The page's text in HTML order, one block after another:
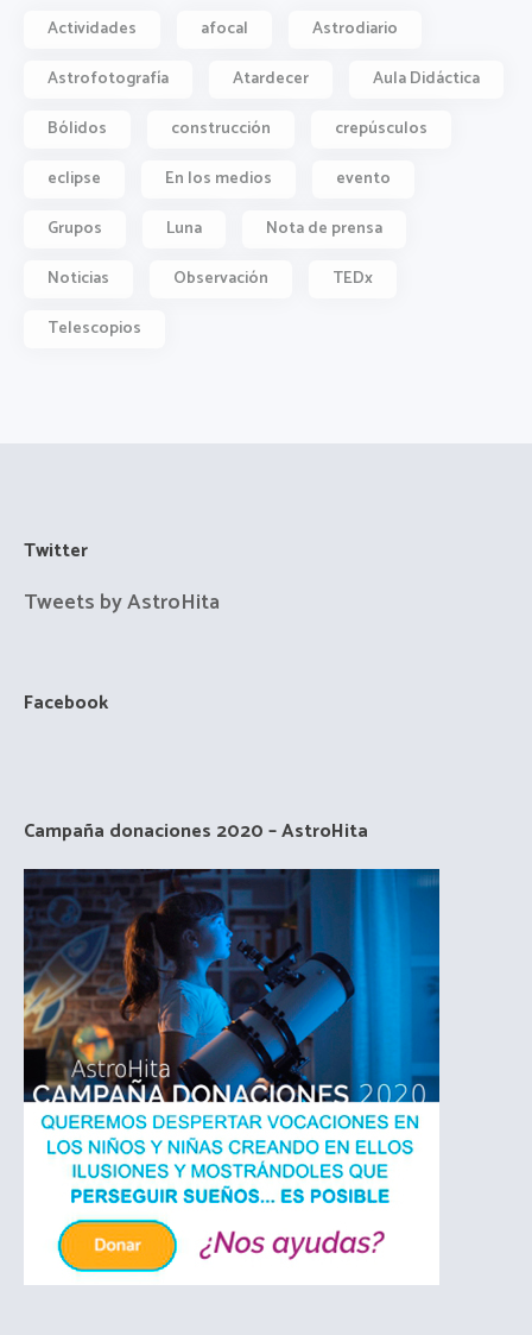
Actividades afocal
Astrodiario
Astrofotografía
Atardecer
Aula Didáctica
Bólidos
construcción
crepúsculos
eclipse
En los medios
evento
Grupos
Luna
Nota de prensa
Noticias
Observación
TEDx
Telescopios
Twitter
Tweets by AstroHita
Facebook
Campaña donaciones 2020 – AstroHita